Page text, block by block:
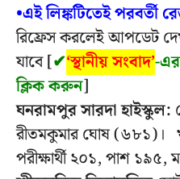
•এই লিঙ্কটিতেই
রিফ্রেস করলেই আপডেট
যাবে [✔‘স্থানীয় সংবাদ’-
ক্লিক করুন]
ঘনরামপুর সারদা হাইস্কুল:
রীতমকুমার ঘোষ (৬৮১)।
পরীক্ষার্থী ২০১, পাশ ১৯৫,